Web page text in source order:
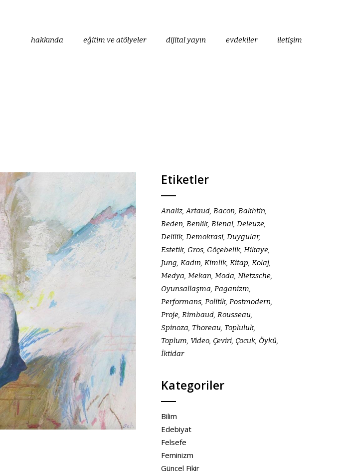
hakkında eğitim ve atölyeler dijital yayın evdekiler iletişim
Etiketler
Analiz Artaud Bacon Bakhtin
Beden Benlik Bienal Deleuze
Delilik Demokrasi Duygular
Estetik Gros Göçebelik Hikaye
Jung Kadın Kimlik Kitap Kolaj
Medya Mekan Moda Nietzsche
Oyunsallaşma Paganizm
Performans Politik Postmodern
Proje Rimbaud Rousseau
Spinoza Thoreau Topluluk
Toplum Video Çeviri Çocuk Öykü
İktidar
Kategoriler
Bilim
Edebiyat
Felsefe
Feminizm
Güncel Fikir